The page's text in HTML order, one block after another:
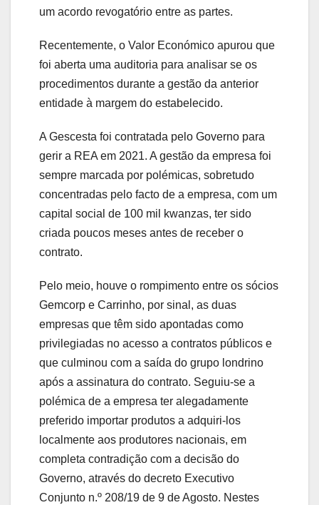
um acordo revogatório entre as partes.
Recentemente, o Valor Económico apurou que
foi aberta uma auditoria para analisar se os
procedimentos durante a gestão da anterior
entidade à margem do estabelecido.
A Gescesta foi contratada pelo Governo para
gerir a REA em 2021. A gestão da empresa foi
sempre marcada por polémicas, sobretudo
concentradas pelo facto de a empresa, com um
capital social de 100 mil kwanzas, ter sido
criada poucos meses antes de receber o
contrato.
Pelo meio, houve o rompimento entre os sócios
Gemcorp e Carrinho, por sinal, as duas
empresas que têm sido apontadas como
privilegiadas no acesso a contratos públicos e
que culminou com a saída do grupo londrino
após a assinatura do contrato. Seguiu-se a
polémica de a empresa ter alegadamente
preferido importar produtos a adquiri-los
localmente aos produtores nacionais, em
completa contradição com a decisão do
Governo, através do decreto Executivo
Conjunto n.º 208/19 de 9 de Agosto. Nestes